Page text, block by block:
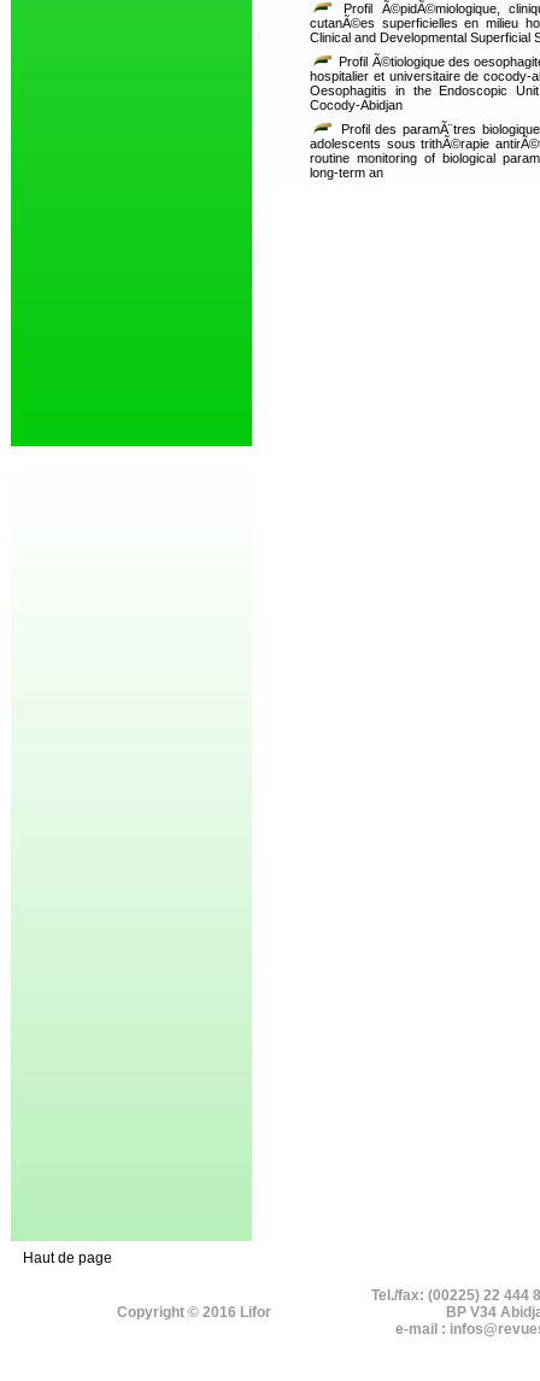
Profil Ã©pidÃ©miologique,
cutanÃ©es superficielles en milieu
Clinical and Developmental Superficial
Profil Ã©tiologique des
hospitalier et universitaire de cocody-
Oesophagitis in the Endoscopic
Cocody-Abidjan
Profil des paramÃ¨tres
adolescents sous trithÃ©rapie
routine monitoring of biological
long-term an
Haut de page
Copyright © 2016 Lifor
Tel./fax: (00225) 22 444
BP V34
e-mail :